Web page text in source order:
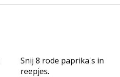
Snij 8 rode paprika's in
reepjes.